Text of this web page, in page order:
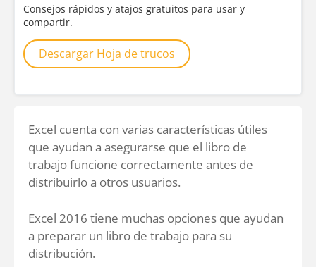
Consejos rápidos y atajos gratuitos para usar y
compartir.
Descargar Hoja de trucos
Excel cuenta con varias características útiles
que ayudan a asegurarse que el libro de
trabajo funcione correctamente antes de
distribuirlo a otros usuarios.
Excel 2016 tiene muchas opciones que ayudan
a preparar un libro de trabajo para su
distribución.